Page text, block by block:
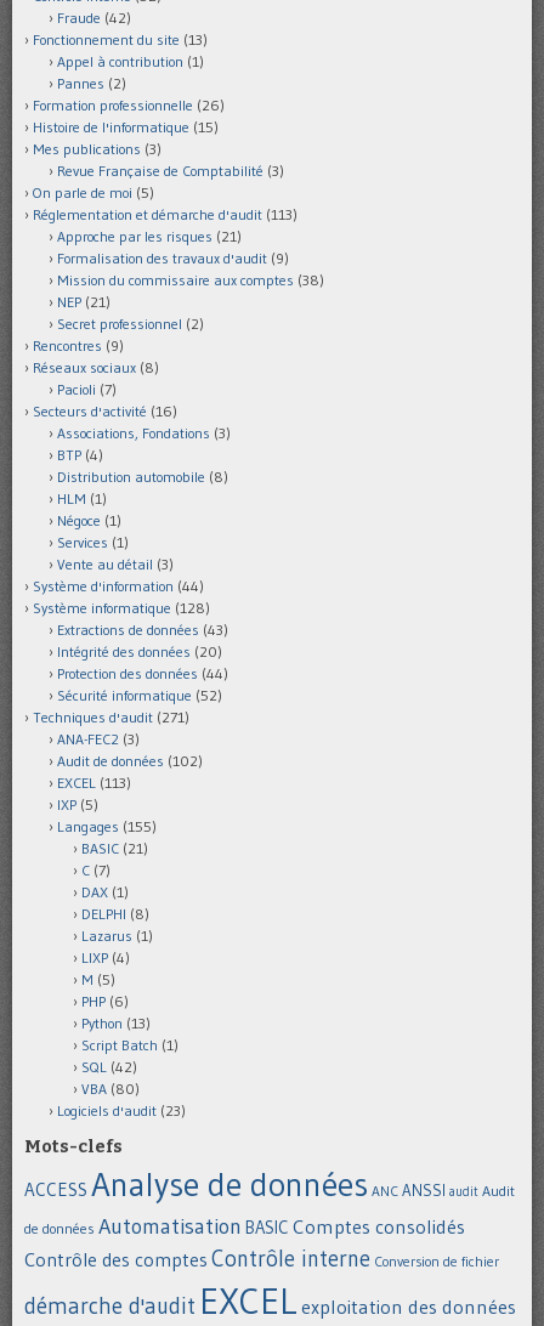
Fraude (42)
Fonctionnement du site (13)
Appel à contribution (1)
Pannes (2)
Formation professionnelle (26)
Histoire de l'informatique (15)
Mes publications (3)
Revue Française de Comptabilité (3)
On parle de moi (5)
Réglementation et démarche d'audit (113)
Approche par les risques (21)
Formalisation des travaux d'audit (9)
Mission du commissaire aux comptes (38)
NEP (21)
Secret professionnel (2)
Rencontres (9)
Réseaux sociaux (8)
Pacioli (7)
Secteurs d'activité (16)
Associations, Fondations (3)
BTP (4)
Distribution automobile (8)
HLM (1)
Négoce (1)
Services (1)
Vente au détail (3)
Système d'information (44)
Système informatique (128)
Extractions de données (43)
Intégrité des données (20)
Protection des données (44)
Sécurité informatique (52)
Techniques d'audit (271)
ANA-FEC2 (3)
Audit de données (102)
EXCEL (113)
IXP (5)
Langages (155)
BASIC (21)
C (7)
DAX (1)
DELPHI (8)
Lazarus (1)
LIXP (4)
M (5)
PHP (6)
Python (13)
Script Batch (1)
SQL (42)
VBA (80)
Logiciels d'audit (23)
Mots-clefs
ACCESS Analyse de données ANC ANSSI audit Audit
de données Automatisation BASIC Comptes consolidés
Contrôle des comptes Contrôle interne Conversion de fichier
démarche d'audit EXCEL exploitation des données